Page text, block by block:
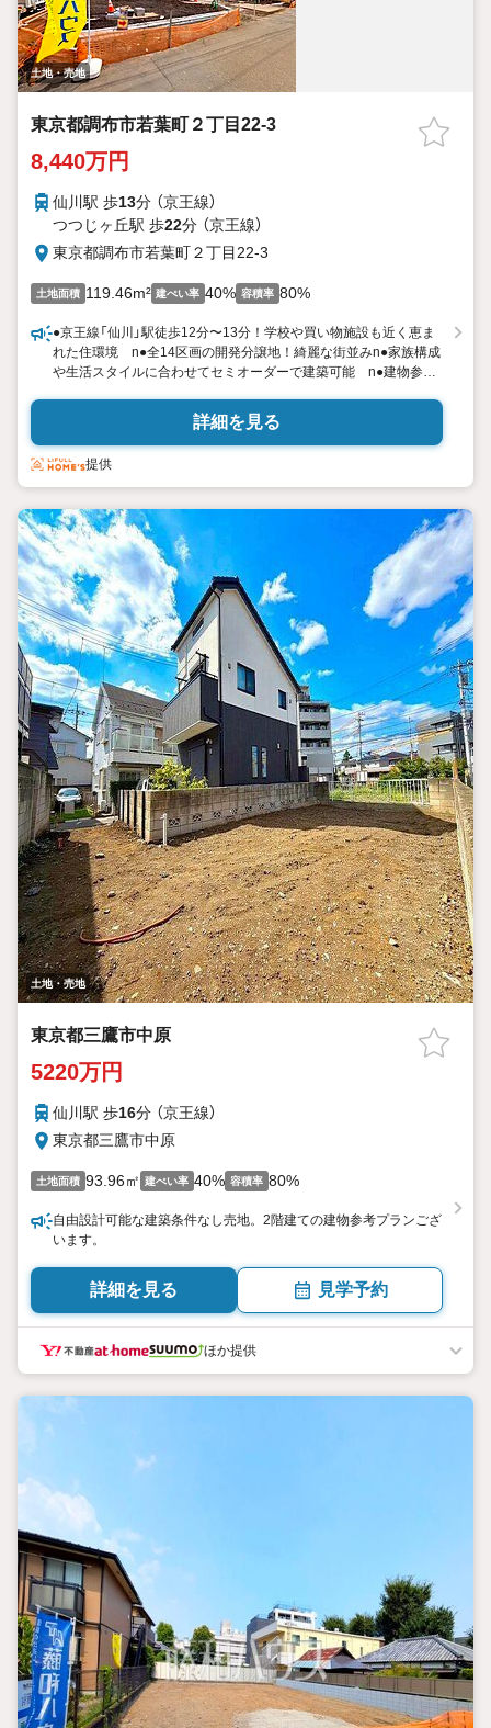
土地・売地
東京都調布市若葉町２丁目22-3
8,440万円
仙川駅 歩13分 （京王線）
つつじヶ丘駅 歩22分 （京王線）
東京都調布市若葉町２丁目22-3
土地面積 119.46m² 建ぺい率 40% 容積率 80%
●京王線「仙川」駅徒歩12分〜13分！学校や買い物施設も近く恵ま
れた住環境 n●全14区画の開発分譲地！綺麗な街並みn●家族構成
や生活スタイルに合わせてセミオーダーで建築可能 n●建物参考
分譲もご相談下さい！ライフスタイルに合わせて選べます n●新
築一戸建て、建売をお探しの方にもオススメです n●平日のご案
内も可能です。まずはお気軽にお問合せ下さいませ n※土地契約
後3ヶ月以内に売主との建築請負契約締結を条件とし販売します。
期間内に建築請負契約を締結されなかった場合、土地売買契約は
白紙となり受領した手付金等の土地代金は全てお返しします。
詳細を見る
提供
土地・売地
東京都三鷹市中原
5220万円
仙川駅 歩16分 （京王線）
東京都三鷹市中原
土地面積 93.96㎡ 建ぺい率 40% 容積率 80%
自由設計可能な建築条件なし売地。2階建ての建物参考プランござ
います。
詳細を見る 見学予約
ほか提供